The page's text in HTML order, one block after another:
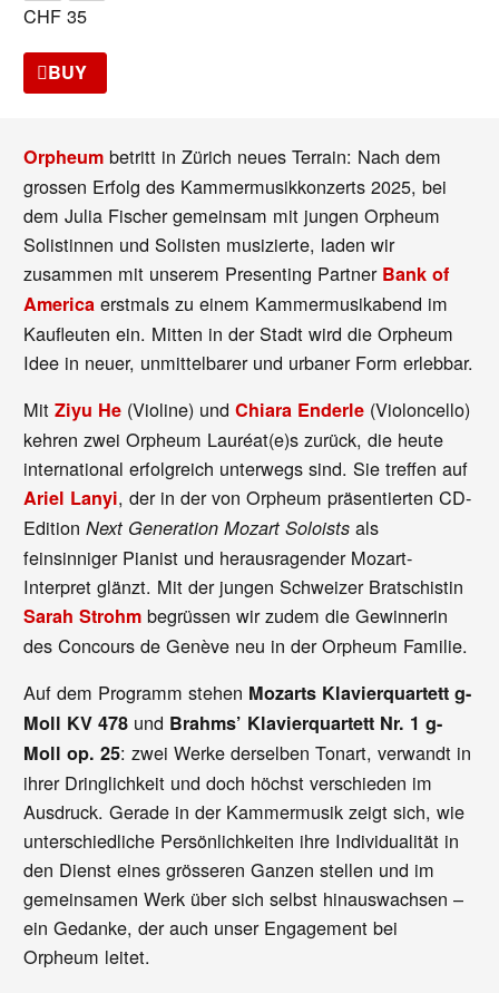
CHF 35
BUY
Orpheum betritt in Zürich neues Terrain: Nach dem
grossen Erfolg des Kammermusikkonzerts 2025, bei
dem Julia Fischer gemeinsam mit jungen Orpheum
Solistinnen und Solisten musizierte, laden wir
zusammen mit unserem Presenting Partner Bank of
America erstmals zu einem Kammermusikabend im
Kaufleuten ein. Mitten in der Stadt wird die Orpheum
Idee in neuer, unmittelbarer und urbaner Form erlebbar.
MitZiyu He (Violine) undChiara Enderle (Violoncello)
kehren zwei Orpheum Lauréat(e)s zurück, die heute
international erfolgreich unterwegs sind. Sie treffen auf
Ariel Lanyi, der in der von Orpheum präsentierten CD-
EditionNext Generation Mozart Soloists als
feinsinniger Pianist und herausragender Mozart-
Interpret glänzt. Mit der jungen Schweizer Bratschistin
Sarah Strohm begrüssen wir zudem die Gewinnerin
des Concours de Genève neu in der Orpheum Familie.
Auf dem Programm stehen Mozarts Klavierquartett g-
Moll KV 478 und Brahms’ Klavierquartett Nr. 1 g-
Moll op. 25: zwei Werke derselben Tonart, verwandt in
ihrer Dringlichkeit und doch höchst verschieden im
Ausdruck. Gerade in der Kammermusik zeigt sich, wie
unterschiedliche Persönlichkeiten ihre Individualität in
den Dienst eines grösseren Ganzen stellen und im
gemeinsamen Werk über sich selbst hinauswachsen –
ein Gedanke, der auch unser Engagement bei
Orpheum leitet.